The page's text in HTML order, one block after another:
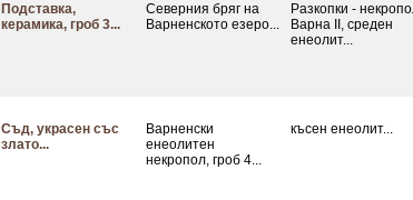
Подставка,
керамика, гроб 3...
Северния бряг на
Варненското езеро...
Разкопки -
Варна ІІ, среден
енеолит...
Съд, украсен със
злато...
Варненски
енеолитен
некропол, гроб 4...
късен енеолит...